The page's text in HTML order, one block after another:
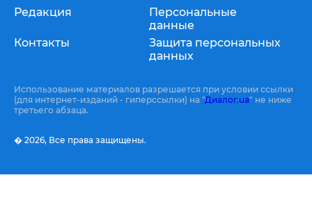
Редакция
Контакты
Персональные
данные
Защита персональных
данных
Использование материалов разрешается при условии ссылки
(для интернет-изданий - гиперссылки) на "Диалог.ua" не ниже
третьего абзаца.
� 2026, Все права защищены.